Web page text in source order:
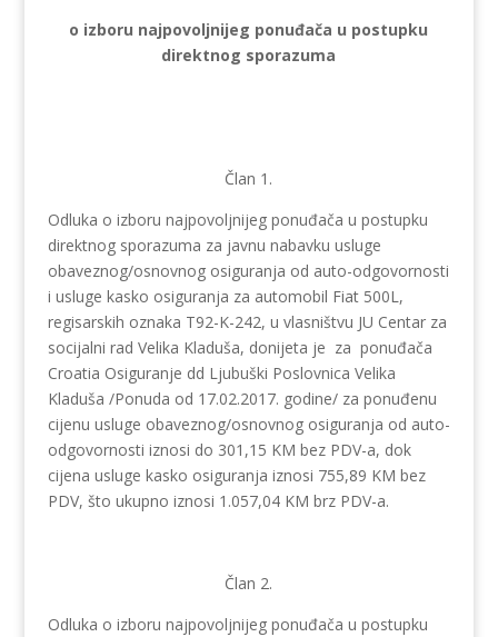
o izboru najpovoljnijeg ponuđača u postupku
direktnog sporazuma
Član 1.
Odluka o izboru najpovoljnijeg ponuđača u postupku
direktnog sporazuma za javnu nabavku usluge
obaveznog/osnovnog osiguranja od auto-odgovornosti
i usluge kasko osiguranja za automobil Fiat 500L,
regisarskih oznaka T92-K-242, u vlasništvu JU Centar za
socijalni rad Velika Kladuša, donijeta je za ponuđača
Croatia Osiguranje dd Ljubuški Poslovnica Velika
Kladuša /Ponuda od 17.02.2017. godine/ za ponuđenu
cijenu usluge obaveznog/osnovnog osiguranja od auto-
odgovornosti iznosi do 301,15 KM bez PDV-a, dok
cijena usluge kasko osiguranja iznosi 755,89 KM bez
PDV, što ukupno iznosi 1.057,04 KM brz PDV-a.
Član 2.
Odluka o izboru najpovoljnijeg ponuđača u postupku